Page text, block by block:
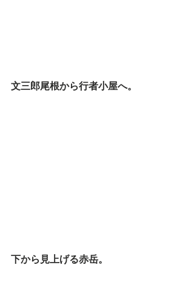
文三郎尾根から行者小屋へ。
下から見上げる赤岳。